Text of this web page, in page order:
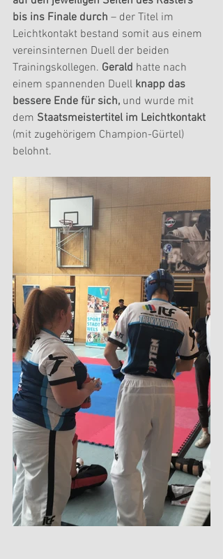
bis ins Finale durch – der Titel im
Leichtkontakt bestand somit aus einem
vereinsinternen Duell der beiden
Trainingskollegen. Gerald hatte nach
einem spannenden Duell knapp das
bessere Ende für sich, und wurde mit
dem Staatsmeistertitel im Leichtkontakt
(mit zugehörigem Champion-Gürtel)
belohnt.